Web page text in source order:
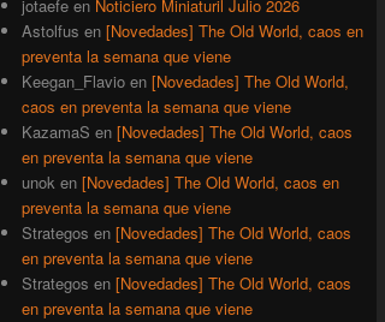
jotaefe en Noticiero Miniaturil Julio 2026
Astolfus en [Novedades] The Old World, caos en
preventa la semana que viene
Keegan_Flavio en [Novedades] The Old World,
caos en preventa la semana que viene
KazamaS en [Novedades] The Old World, caos
en preventa la semana que viene
unok en [Novedades] The Old World, caos en
preventa la semana que viene
Strategos en [Novedades] The Old World, caos
en preventa la semana que viene
Strategos en [Novedades] The Old World, caos
en preventa la semana que viene